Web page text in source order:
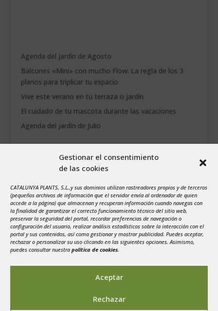
Gestionar el consentimiento
de las cookies
CATALUNYA PLANTS, S.L.,y sus dominios utilizan rastreadores propios y de terceros
(pequeños archivos de información que el servidor envía al ordenador de quien
accede a la página) que almacenan y recuperan información cuando navegas con
la finalidad de garantizar el correcto funcionamiento técnico del sitio web,
preservar la seguridad del portal, recordar preferencias de navegación o
configuración del usuario, realizar análisis estadísticos sobre la interacción con el
portal y sus contenidos, así como gestionar y mostrar publicidad. Puedes aceptar,
rechazar o personalizar su uso clicando en las siguientes opciones. Asimismo,
puedes consultar nuestra política de cookies.
Aceptar
Rechazar
Agenda del jardín de Agosto
Balcones «Mini» con mucho Flow: La regla de los 3
planos para triplicar tu espacio
Vive este verano en tu terraza o jardín
El cuidado de tu mascota durante las vacaciones
Agenda del jardín de Julio
X J V S
3
4 5 6 7 8
9
10
11 12 13 14 15
16
17
18 19 20 21 22
23
24
25 26 27 28 29
30
31